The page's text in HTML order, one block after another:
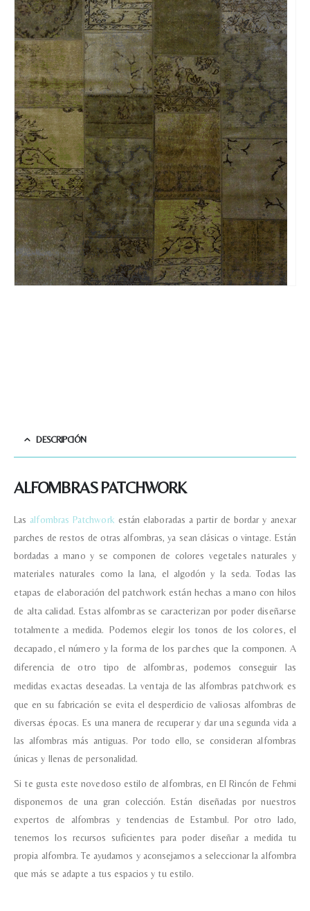
DESCRIPCIÓN
ALFOMBRAS PATCHWORK
Las alfombras Patchwork están elaboradas a partir de bordar y anexar
parches de restos de otras alfombras, ya sean clásicas o vintage. Están
bordadas a mano y se componen de colores vegetales naturales y
materiales naturales como la lana, el algodón y la seda.Todas las
etapas de elaboración del patchwork están hechas a mano con hilos
de alta calidad. Estas alfombras se caracterizan por poder diseñarse
totalmente a medida. Podemos elegir los tonos de los colores, el
decapado, el número y la forma de los parches que la componen. A
diferencia de otro tipo de alfombras, podemos conseguir las
medidas exactas deseadas.La ventaja de las alfombras patchwork es
que en su fabricación se evita el desperdicio de valiosas alfombras de
diversas épocas. Es una manera de recuperar y dar una segunda vida a
las alfombras más antiguas. Por todo ello, se consideran alfombras
únicas y llenas de personalidad.
Si te gusta este novedoso estilo de alfombras, en El Rincón de Fehmi
disponemos de una gran colección. Están diseñadas por nuestros
expertos de alfombras y tendencias de Estambul. Por otro lado,
tenemos los recursos suficientes para poder diseñar a medida tu
propia alfombra. Te ayudamos y aconsejamos a seleccionar la alfombra
que más se adapte a tus espacios y tu estilo.